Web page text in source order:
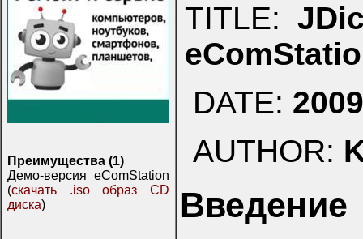
Преимущества (1)
Демо-версия eComStation
(скачать .iso образ CD
диска)
TITLE:
DATE:
AUTHOR:
Введение